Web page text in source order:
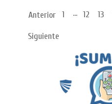
Anterior 1 ... 12 13
Siguiente